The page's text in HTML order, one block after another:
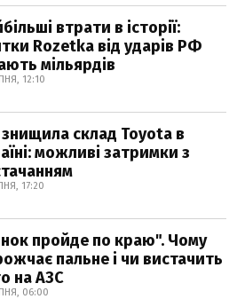
втрати в історії:
Rozetka від ударів РФ
мільярдів
12:10
склад Toyota в
можливі затримки з
17:20
пройде по краю". Чому
пальне і чи вистачить
на АЗС
06:00